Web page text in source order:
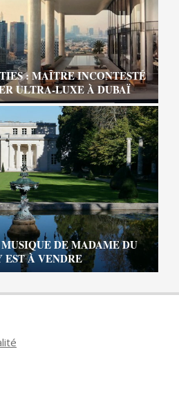
: MAÎTRE INCONTESTÉ
ULTRA-LUXE À DUBAÏ
DE MADAME DU
EST À VENDRE